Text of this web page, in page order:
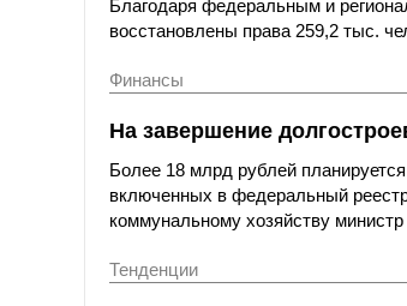
Благодаря федеральным и
восстановлены права 259,2 тыс.
Финансы
На завершение
Более 18 млрд рублей
включенных в федеральный
коммунальному хозяйству
Тенденции